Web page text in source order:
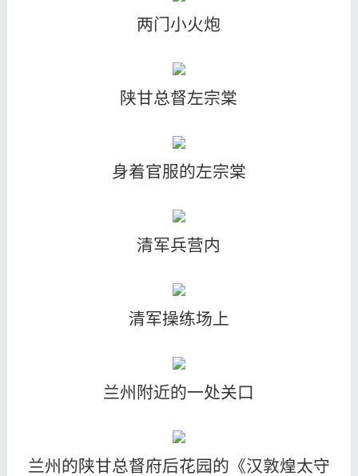
两门小火炮
陕甘总督左宗棠
身着官服的左宗棠
清军兵营内
清军操练场上
兰州附近的一处关口
兰州的陕甘总督府后花园的《汉敦煌太守